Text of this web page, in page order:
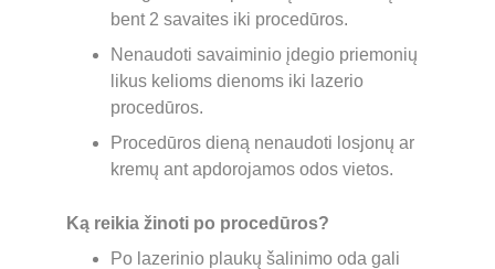
bent 2 savaites iki procedūros.
Nenaudoti savaiminio įdegio priemonių
likus kelioms dienoms iki lazerio
procedūros.
Procedūros dieną nenaudoti losjonų ar
kremų ant apdorojamos odos vietos.
Ką reikia žinoti po procedūros?
Po lazerinio plaukų šalinimo oda gali